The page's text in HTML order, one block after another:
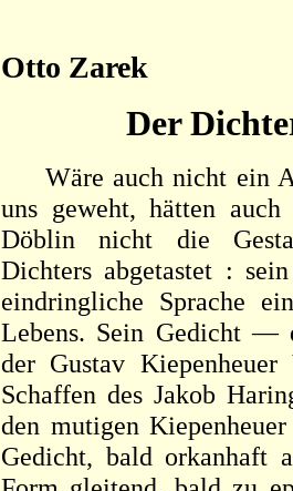
Otto Zarek
Der
Wäre auch nicht ein
uns geweht, hätten
Döblin nicht die
Dichters abgetastet :
eindringliche Sprache
Lebens. Sein Gedicht —
der Gustav
Schaffen des Jakob
den mutigen
Gedicht, bald orkanhaft